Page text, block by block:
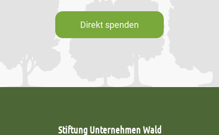
Direkt spenden
Stiftung Unternehmen Wald